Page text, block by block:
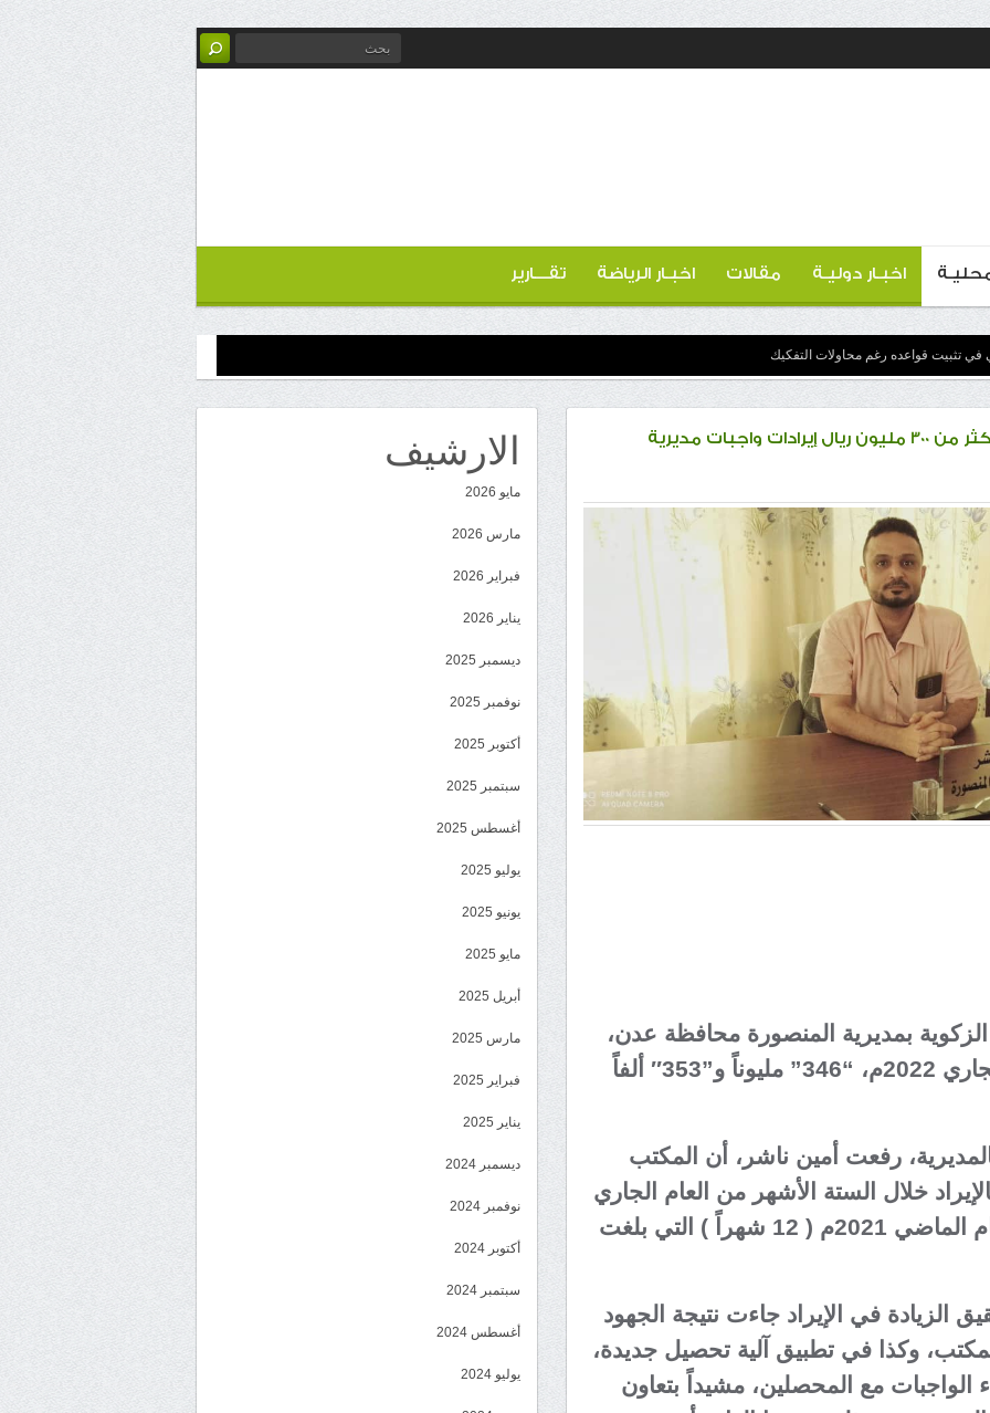
محليـة اخبـار دوليـة مقالات اخبـار الرياضة تقـــارير
في تثبيت قواعده رغم محاولات التفكيك
خلال النصف الأول من العام الجاري.. أكثر من 300 مليون ريال إيرادات واجبات مديرية
بمديرية المنصورة محافظة عدن،
خلال النصف الأول من العام الجاري 2022م، “346” مليوناً و”353″ ألفاً
رفعت أمين ناشر، أن المكتب
خلال الستة الأشهر من العام الجاري
مقابل عن إجمالي إيرادات العام الماضي 2021م ( 12 شهراً ) التي بلغت
الزيادة في الإيراد جاءت نتيجة الجهود
وكذا في تطبيق آلية تحصيل جديدة،
الواجبات مع المحصلين، مشيداً بتعاون
الارشيف
مايو 2026
مارس 2026
فبراير 2026
يناير 2026
ديسمبر 2025
نوفمبر 2025
أكتوبر 2025
سبتمبر 2025
أغسطس 2025
يوليو 2025
يونيو 2025
مايو 2025
أبريل 2025
مارس 2025
فبراير 2025
يناير 2025
ديسمبر 2024
نوفمبر 2024
أكتوبر 2024
سبتمبر 2024
أغسطس 2024
يوليو 2024